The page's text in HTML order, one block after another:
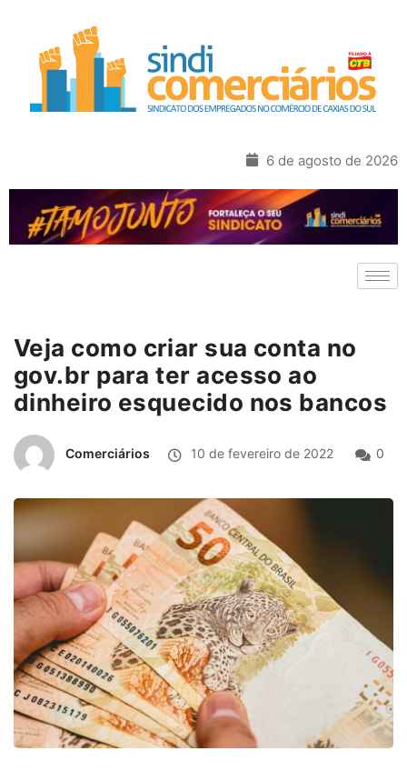
6 de agosto de 2026
Veja como criar sua conta no
gov.br para ter acesso ao
dinheiro esquecido nos bancos
Comerciários 10 de fevereiro de 2022 0